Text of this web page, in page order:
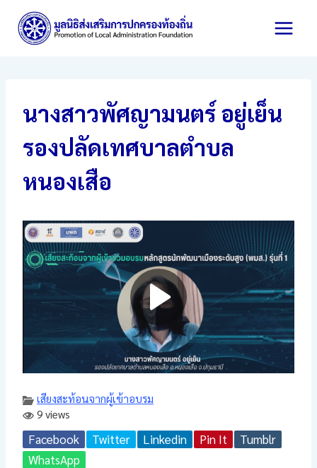
content
นางสาวพัศญามนตร์ อยู่เย็น
รองปลัดเทศบาลตำบล
หนองเสือ
เสียงสะท้อนจากผู้เข้าอบรม
9 views
Facebook Twitter Linkedin Pin It
Tumblr
WhatsApp